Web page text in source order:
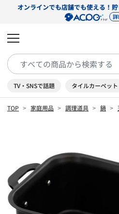
オンラインでも店舗でも使える！貯
TV・SNSで話題 タイルカーペット
TOP 家庭用品 調理道具 鍋